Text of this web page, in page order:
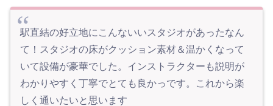
駅直結の好立地にこんないいスタジオがあったなん
て！スタジオの床がクッション素材＆温かくなって
いて設備が豪華でした。インストラクターも説明が
わかりやすく丁寧でとても良かっです。これから楽
しく通いたいと思います